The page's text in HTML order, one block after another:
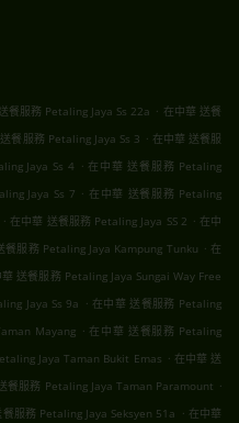
餐服務 Petaling Jaya Ss 22a . 在中華 送餐
餐服務 Petaling Jaya Ss 3 . 在中華 送餐服
Jaya Ss 4 . 在中華 送餐服務 Petaling
Jaya Ss 7 . 在中華 送餐服務 Petaling
. 在中華 送餐服務 Petaling Jaya SS 2 . 在中
餐服務 Petaling Jaya Kampung Tunku . 在
華 送餐服務 Petaling Jaya Sungai Way Free
Jaya Ss 9a . 在中華 送餐服務 Petaling
Mayang . 在中華 送餐服務 Petaling
Jaya Taman Bukit Emas . 在中華 送
餐服務 Petaling Jaya Taman Paramount .
餐服務 Petaling Jaya Seksyen 51a . 在中華